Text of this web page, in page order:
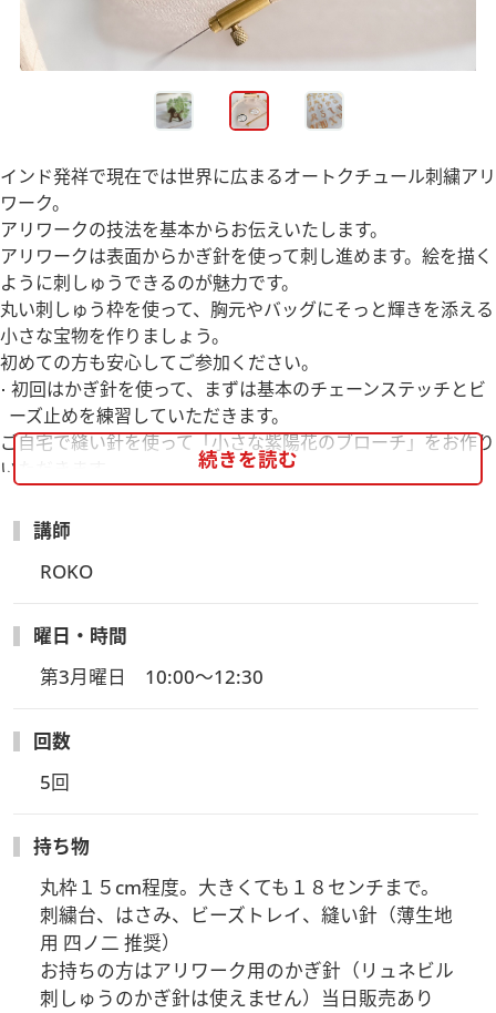
インド発祥で現在では世界に広まるオートクチュール刺繍アリ
ワーク。
アリワークの技法を基本からお伝えいたします。
アリワークは表面からかぎ針を使って刺し進めます。絵を描く
ように刺しゅうできるのが魅力です。
丸い刺しゅう枠を使って、胸元やバッグにそっと輝きを添える
小さな宝物を作りましょう。
初めての方も安心してご参加ください。
初回はかぎ針を使って、まずは基本のチェーンステッチとビ
ーズ止めを練習していただきます。
ご自宅で縫い針を使って「小さな紫陽花のブローチ」をお作り
いただきます。
★針になれていただく、紫陽花のブローチ。
★ビーズの連続刺しのトレーニング、オーバルブローチ
チのブローチ
★細かなビーズを使うポニーのブローチ
ムを構成しています。基礎から応用へと順を追って学んでい
ただけます。
現在は16課題をご用意しており、今後も新しい課題が追加さ
ただけます。
続きを読む
講師
ROKO
曜日・時間
第3月曜日　10:00～12:30
回数
5回
持ち物
丸枠１５cm程度。大きくても１８センチまで。
刺繍台、はさみ、ビーズトレイ、縫い針（薄生地
用 四ノ二 推奨）
お持ちの方はアリワーク用のかぎ針（リュネビル
刺しゅうのかぎ針は使えません）当日販売あり